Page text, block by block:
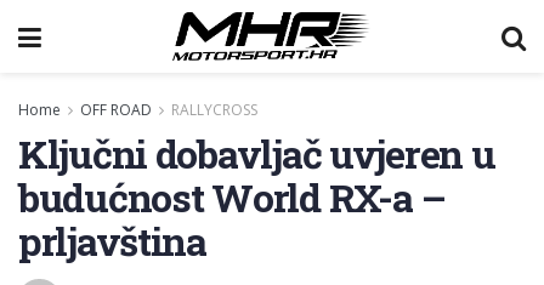
Home OFF ROAD RALLYCROSS
Ključni dobavljač uvjeren u
budućnost World RX-a –
prljavština